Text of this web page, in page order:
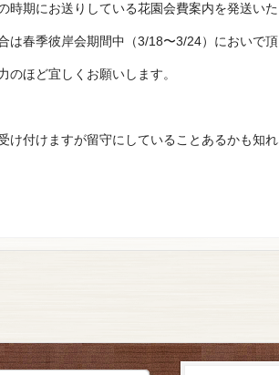
時期にお送りしている花園会費案内を発送い
は春季彼岸会期間中（3/18〜3/24）においで
のほど宜しくお願いします。
け付けますが留守にしていることあるかも知